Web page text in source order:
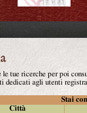
tue ricerche per poi
dedicati agli utenti
Stai
Città